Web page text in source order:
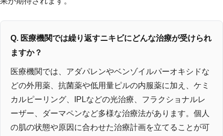
Q. 医療機関では繰り返すニキビにどんな治療が受けられ
ますか？
医療機関では、アダパレンやベンゾイルパーオキシドな
どの外用薬、抗菌薬や低用量ピルの内服薬に加え、ケミ
カルピーリング、IPLなどの光治療、フラクショナルレ
ーザー、ダーマペンなど多様な治療法があります。個人
の肌の状態や原因に合わせた治療計画を立てることが可